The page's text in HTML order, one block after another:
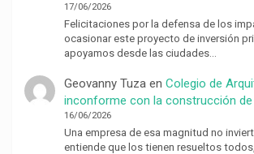
17/06/2026
Felicitaciones por la defensa de los
ocasionar este proyecto de inversión
apoyamos desde las ciudades…
Geovanny Tuzaen Colegio de
inconforme con la construcción de
16/06/2026
Una empresa de esa magnitud no
entiende que los tienen resueltos